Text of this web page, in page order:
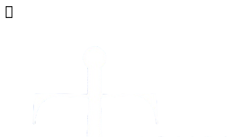
Advokatbyrån Ola Tingvall är personuppgiftsansvarig för
Advokatbyrån behandlar uppgifterna för att genomföra jävs- och
redovisnings- och faktureringsändamål. Personuppgifterna
rättslig förpliktelse eller, vid offentliga förordnanden, för att fullgöra
Uppgifterna kan även användas för affärs- och metodutveckling,